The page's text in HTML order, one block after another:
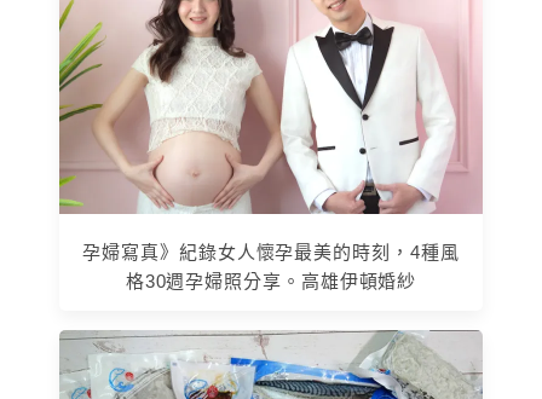
孕婦寫真》紀錄女人懷孕最美的時刻，4種風
格30週孕婦照分享。高雄伊頓婚紗